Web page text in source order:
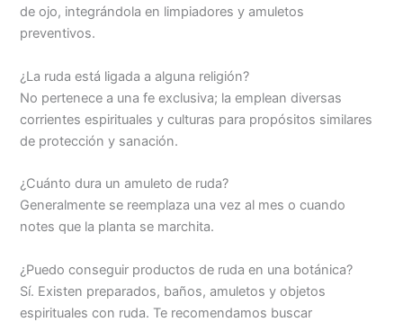
de ojo, integrándola en limpiadores y amuletos
preventivos.
¿La ruda está ligada a alguna religión?
No pertenece a una fe exclusiva; la emplean diversas
corrientes espirituales y culturas para propósitos similares
de protección y sanación.
¿Cuánto dura un amuleto de ruda?
Generalmente se reemplaza una vez al mes o cuando
notes que la planta se marchita.
¿Puedo conseguir productos de ruda en una botánica?
Sí. Existen preparados, baños, amuletos y objetos
espirituales con ruda. Te recomendamos buscar